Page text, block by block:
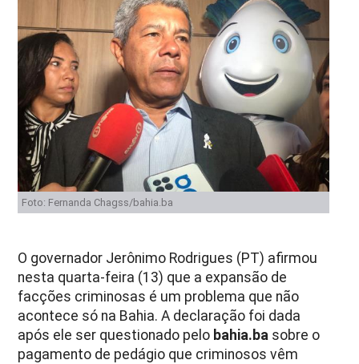
Foto: Fernanda Chagss/bahia.ba
O governador Jerônimo Rodrigues (PT) afirmou
nesta quarta-feira (13) que a expansão de
facções criminosas é um problema que não
acontece só na Bahia. A declaração foi dada
após ele ser questionado pelo bahia.ba sobre o
pagamento de pedágio que criminosos vêm